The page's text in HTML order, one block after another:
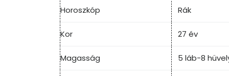
Horoszkóp Rák
Kor 27 év
Magasság 5 láb-8